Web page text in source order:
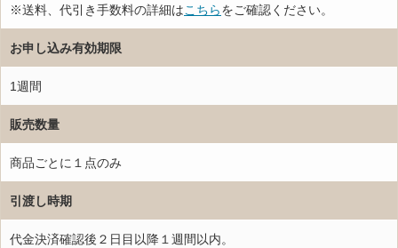
※送料、代引き手数料の詳細はこちらをご確認ください。
お申し込み有効期限
1週間
販売数量
商品ごとに１点のみ
引渡し時期
代金決済確認後２日目以降１週間以内。